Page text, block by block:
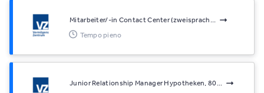
Mitarbeiter/-in Contact Center (zweisprach...
Tempo pieno
Junior Relationship Manager Hypotheken, 80...